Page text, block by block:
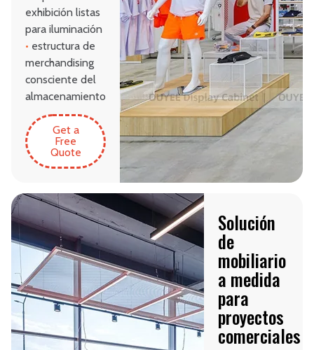
exhibición listas
para iluminación
• estructura de
merchandising
consciente del
almacenamiento
Get a
Free
Quote
Solución
de
mobiliario
a medida
para
proyectos
comerciales